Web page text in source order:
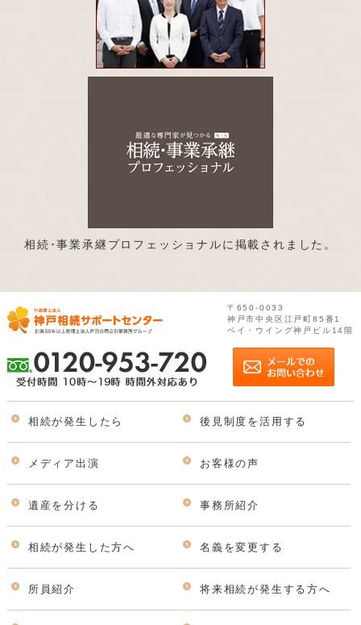
相続･事業承継プロフェッショナルに掲載されました。
〒650-0033
神戸市中央区江戸町85番1
ベイ・ウイング神戸ビル14階
相続が発生したら 後見制度を活用する
メディア出演 お客様の声
遺産を分ける 事務所紹介
相続が発生した方へ 名義を変更する
所員紹介 将来相続が発生する方へ